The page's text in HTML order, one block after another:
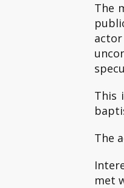
The
This
The
met